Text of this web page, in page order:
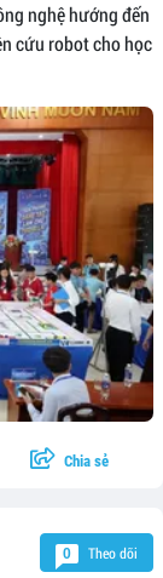
nghệ hướng đến
cứu robot cho học
Chia sẻ
0 Theo dõi